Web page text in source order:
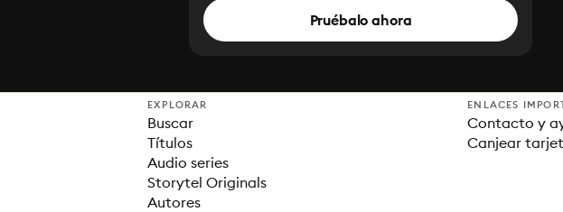
Pruébalo ahora
EXPLORAR
Buscar
Títulos
Audio series
Storytel Originals
Autores
ENLACES
Contacto y
Canjear